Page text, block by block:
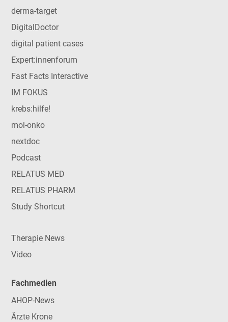
derma-target
DigitalDoctor
digital patient cases
Expert:innenforum
Fast Facts Interactive
IM FOKUS
krebs:hilfe!
mol-onko
nextdoc
Podcast
RELATUS MED
RELATUS PHARM
Study Shortcut
Therapie News
Video
Fachmedien
AHOP-News
Ärzte Krone